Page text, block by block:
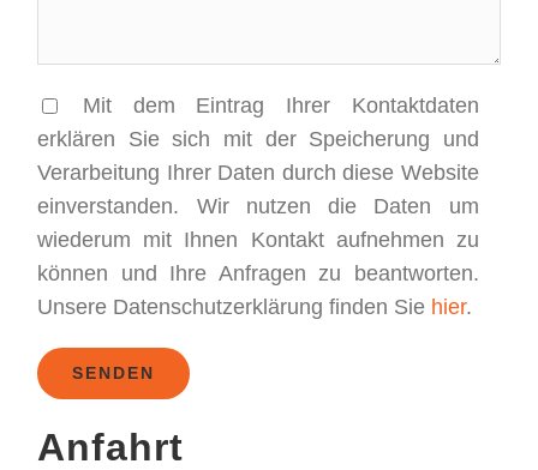
Mit dem Eintrag Ihrer Kontaktdaten
erklären Sie sich mit der Speicherung und
Verarbeitung Ihrer Daten durch diese Website
einverstanden. Wir nutzen die Daten um
wiederum mit Ihnen Kontakt aufnehmen zu
können und Ihre Anfragen zu beantworten.
Unsere Datenschutzerklärung finden Sie hier.
Anfahrt